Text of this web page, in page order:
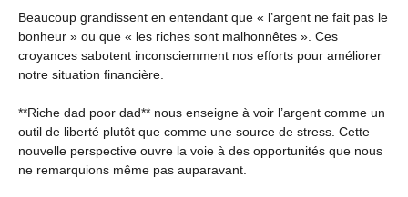
Beaucoup grandissent en entendant que « l’argent ne fait pas le
bonheur » ou que « les riches sont malhonnêtes ». Ces
croyances sabotent inconsciemment nos efforts pour améliorer
notre situation financière.
**Riche dad poor dad** nous enseigne à voir l’argent comme un
outil de liberté plutôt que comme une source de stress. Cette
nouvelle perspective ouvre la voie à des opportunités que nous
ne remarquions même pas auparavant.